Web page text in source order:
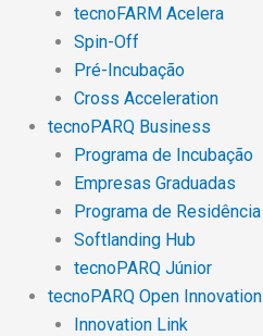
tecnoFARM Acelera
Spin-Off
Pré-Incubação
Cross Acceleration
tecnoPARQ Business
Programa de Incubação
Empresas Graduadas
Programa de Residência
Softlanding Hub
tecnoPARQ Júnior
tecnoPARQ Open Innovation
Innovation Link